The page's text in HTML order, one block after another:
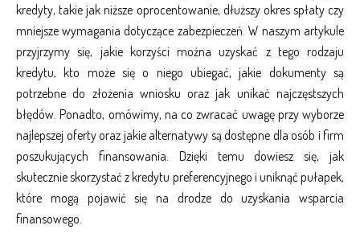
kredyty, takie jak niższe oprocentowanie, dłuższy okres spłaty czy
mniejsze wymagania dotyczące zabezpieczeń. W naszym artykule
przyjrzymy się, jakie korzyści można uzyskać z tego rodzaju
kredytu, kto może się o niego ubiegać, jakie dokumenty są
potrzebne do złożenia wniosku oraz jak unikać najczęstszych
błędów. Ponadto, omówimy, na co zwracać uwagę przy wyborze
najlepszej oferty oraz jakie alternatywy są dostępne dla osób i firm
poszukujących finansowania. Dzięki temu dowiesz się, jak
skutecznie skorzystać z kredytu preferencyjnego i uniknąć pułapek,
które mogą pojawić się na drodze do uzyskania wsparcia
finansowego.